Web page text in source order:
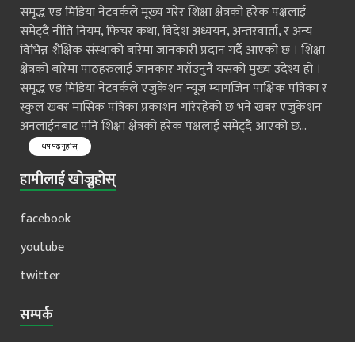
समृद्ध एड मिडिया नेटवर्कले मूख्य गरेर शिक्षा क्षेत्रको हरेक पक्षलाई
समेट्दै नीति नियम, फिचर कथा, विदेश अध्ययन, अन्तरवार्ता, र अन्य
विभिन्न शैक्षिक संस्थाको बारेमा जानकारी प्रदान गर्दै आएको छ । शिक्षा
क्षेत्रको बारेमा पाठहरुलाई जानकार गराँउनुनै यसको मुख्य उदेश्य हो ।
समृद्ध एड मिडिया नेटवर्कले एजुकेशन न्यूज म्यागजिन पाक्षिक पत्रिका र
स्कुल खबर मासिक पत्रिका प्रकाशन गरिरहेको छ भने खबर एजुकेशन
अनलाईनबाट पनि शिक्षा क्षेत्रको हरेक पक्षलाई समेट्दै आएको छ...
थप पढ्नुहोस्
हामीलाई खोज्नुहोस्
facebook
youtube
twitter
सम्पर्क